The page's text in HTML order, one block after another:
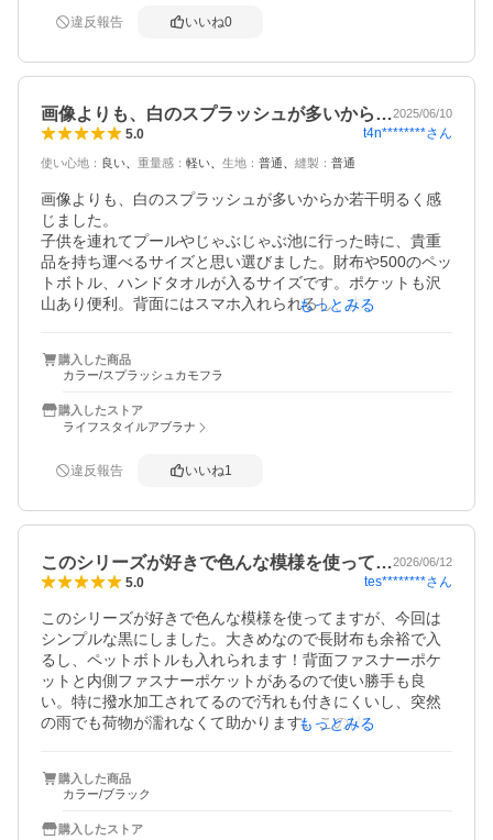
違反報告 いいね0
画像よりも、白のスプラッシュが多いから…2025/06/10
5.0 t4n********さん
使い心地 ： 良い 重量感 ： 軽い 生地 ： 普通 縫製 ： 普通
画像よりも、白のスプラッシュが多いからか若干明るく感
じました。
子供を連れてプールやじゃぶじゃぶ池に行った時に、貴重
品を持ち運べるサイズと思い選びました。財布や500のペッ
トボトル、ハンドタオルが入るサイズです。ポケットも沢
山あり便利。背面にはスマホ入れられるし、内ポケットに
とっても気に入りました！
もっとみる
購入した商品
カラー/スプラッシュカモフラ
購入したストア
ライフスタイルアブラナ
違反報告 いいね1
このシリーズが好きで色んな模様を使って…2026/06/12
5.0 tes********さん
このシリーズが好きで色んな模様を使ってますが、今回は
シンプルな黒にしました。大きめなので長財布も余裕で入
るし、ペットボトルも入れられます！背面ファスナーポケ
ットと内側ファスナーポケットがあるので使い勝手も良
い。特に撥水加工されてるので汚れも付きにくいし、突然
の雨でも荷物が濡れなくて助かります。この値段でこの仕
もっとみる
購入した商品
カラー/ブラック
購入したストア